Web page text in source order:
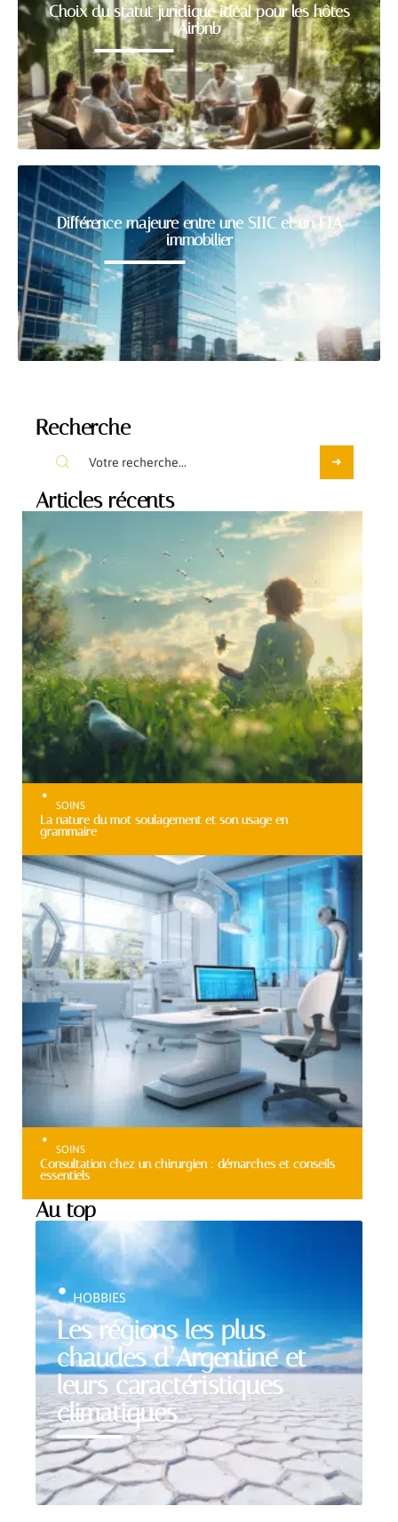
Choix du statut juridique idéal pour les hôtes
Airbnb
Différence majeure entre une SIIC et un FIA
immobilier
Recherche
Articles récents
SOINS
La nature du mot soulagement et son usage en
grammaire
SOINS
Consultation chez un chirurgien : démarches et conseils
essentiels
Au top
Les régions les plus
chaudes d’Argentine et
leurs caractéristiques
climatiques
HOBBIES